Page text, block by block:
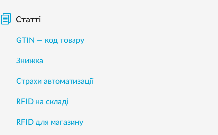
Статті
GTIN — код товару
Знижка
Страхи автоматизації
RFID на складі
RFID для магазину